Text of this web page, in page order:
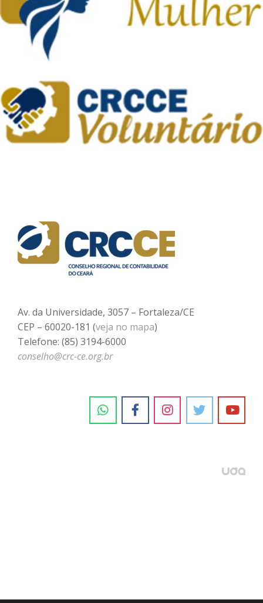
Av. da Universidade, 3057 – Fortaleza/CE
CEP – 60020-181 (veja no mapa)
Telefone: (85) 3194-6000
conselho@crc-ce.org.br